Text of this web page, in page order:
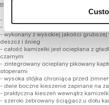
Bezrękawnik męski z kolekcji jesień /
- klasyczny regularny fason do bioder
- efektowne zgrzewane pikowanie na
- wykonany z wysokiej jakości
deszcz i śnieg
- całość kamizelki jest ocieplana z
czarnym
- zintegrowany ocieplany pikowany
stoperami
- wysoka stójka chroniąca przed
- dwie boczne kieszenie zapinane na
- praktyczna kieszeń wewnątrz
- szeroki żebrowany ściągacz u dołu